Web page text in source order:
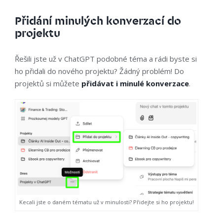
Přidání minulých konverzací do
projektu
Řešili jste už v ChatGPT podobné téma a rádi byste si
ho přidali do nového projektu? Žádný problém! Do
projektů si můžete přidávat i minulé konverzace.
Kecali jste o daném tématu už v minulosti? Přidejte si ho projektu!